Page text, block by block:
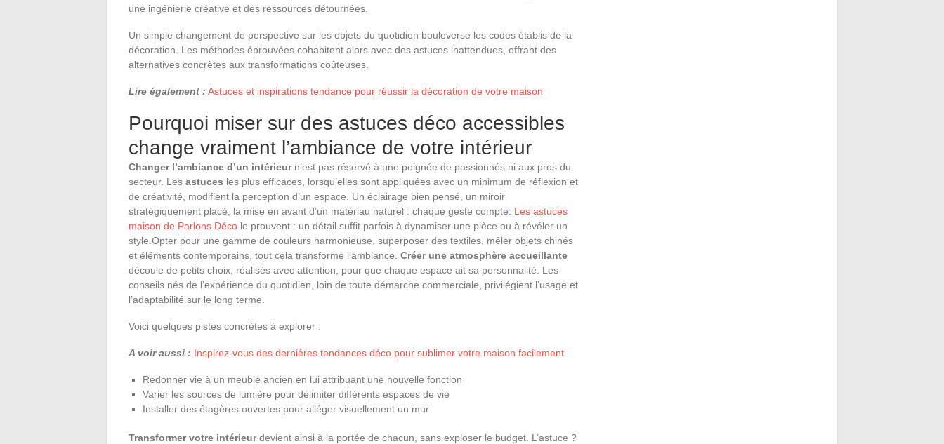
une ingénierie créative et des ressources détournées.
Un simple changement de perspective sur les objets du quotidien bouleverse les codes établis de la
décoration. Les méthodes éprouvées cohabitent alors avec des astuces inattendues, offrant des
alternatives concrètes aux transformations coûteuses.
Lire également : Astuces et inspirations tendance pour réussir la décoration de votre maison
Pourquoi miser sur des astuces déco accessibles
change vraiment l’ambiance de votre intérieur
Changer l’ambiance d’un intérieurn’est pas réservé à une poignée de passionnés ni aux pros du
secteur. Les astuces les plus efficaces, lorsqu’elles sont appliquées avec un minimum de réflexion et
de créativité, modifient la perception d’un espace. Un éclairage bien pensé, un miroir
stratégiquement placé, la mise en avant d’un matériau naturel : chaque geste compte. Les astuces
maison de Parlons Déco le prouvent : un détail suffit parfois à dynamiser une pièce ou à révéler un
style.Opter pour une gamme de couleurs harmonieuse, superposer des textiles, mêler objets chinés
et éléments contemporains, tout cela transforme l’ambiance. Créer une atmosphère accueillante
découle de petits choix, réalisés avec attention, pour que chaque espace ait sa personnalité. Les
conseils nés de l’expérience du quotidien, loin de toute démarche commerciale, privilégient l’usage et
l’adaptabilité sur le long terme.
Voici quelques pistes concrètes à explorer :
A voir aussi : Inspirez-vous des dernières tendances déco pour sublimer votre maison facilement
Redonner vie à un meuble ancien en lui attribuant une nouvelle fonction
Varier les sources de lumière pour délimiter différents espaces de vie
Installer des étagères ouvertes pour alléger visuellement un mur
Transformer votre intérieurdevient ainsi à la portée de chacun, sans exploser le budget. L’astuce ?